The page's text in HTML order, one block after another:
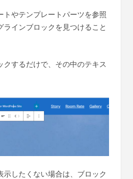
トやテンプレートパーツを参照
ラインブロックを見つけること
クするだけで、その中のテキス
示したくない場合は、ブロック